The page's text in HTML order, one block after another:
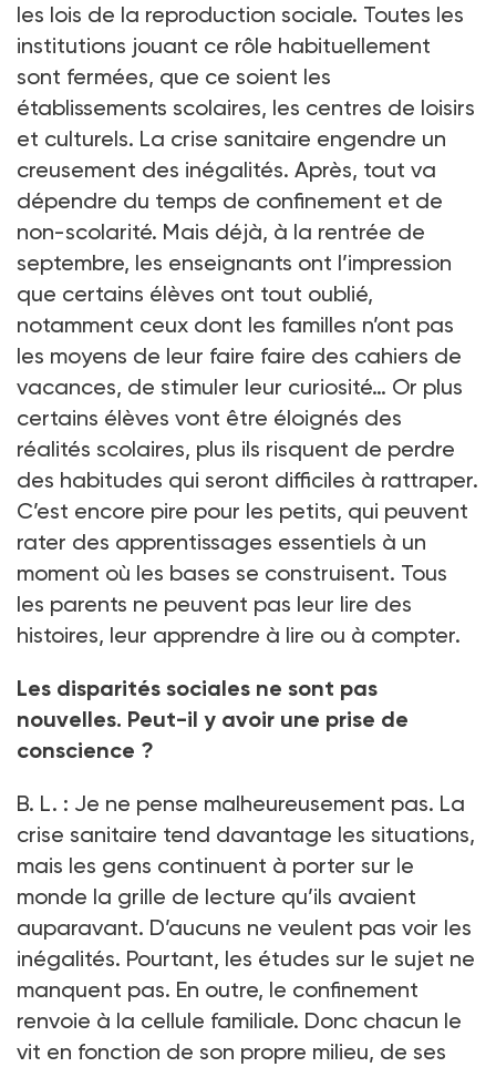
les lois de la reproduction sociale. Toutes les
institutions jouant ce rôle habituellement
sont fermées, que ce soient les
établissements scolaires, les centres de loisirs
et culturels. La crise sanitaire engendre un
creusement des inégalités. Après, tout va
dépendre du temps de confinement et de
non-scolarité. Mais déjà, à la rentrée de
septembre, les enseignants ont l’impression
que certains élèves ont tout oublié,
notamment ceux dont les familles n’ont pas
les moyens de leur faire faire des cahiers de
vacances, de stimuler leur curiosité… Or plus
certains élèves vont être éloignés des
réalités scolaires, plus ils risquent de perdre
des habitudes qui seront difficiles à rattraper.
C’est encore pire pour les petits, qui peuvent
rater des apprentissages essentiels à un
moment où les bases se construisent. Tous
les parents ne peuvent pas leur lire des
histoires, leur apprendre à lire ou à compter.
Les disparités sociales ne sont pas
nouvelles. Peut-il y avoir une prise de
conscience ?
B. L. : Je ne pense malheureusement pas. La
crise sanitaire tend davantage les situations,
mais les gens continuent à porter sur le
monde la grille de lecture qu’ils avaient
auparavant. D’aucuns ne veulent pas voir les
inégalités. Pourtant, les études sur le sujet ne
manquent pas. En outre, le confinement
renvoie à la cellule familiale. Donc chacun le
vit en fonction de son propre milieu, de ses